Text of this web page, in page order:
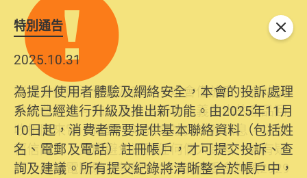
特別通告
2025.10.31
為提升使用者體驗及網絡安全，本會的投訴處理
系統已經進行升級及推出新功能。由2025年11月
10日起，消費者需要提供基本聯絡資料（包括姓
名、電郵及電話）註冊帳戶，才可提交投訴、查
詢及建議。所有提交紀錄將清晰整合於帳戶中，
關閉